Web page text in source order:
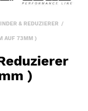
& REDUZIERER
AUF 73MM )
)